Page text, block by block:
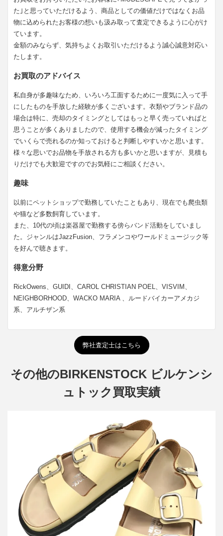
た｣と思っていただけるよう、商品としての価値だけではなくお品
物に込められたお客様の想いも汲み取って査定できるように心がけ
ています。
金額のみならず、気持ちよくお取引いただけるよう誠心誠意対応い
たします。
お買取のアドバイス
私自身が多趣味なため、いろいろ工面するために一度気に入って手
にしたものを手放した経験が多くございます。衣類やブランド品の
場合は特に、売却のタイミングとしてはもっと早く売っていればと
思うことが多くありましたので、使用する機会が減ったタイミング
でいくらで売れるのか知っておけると判断しやすいかと思います。
様々な思いでお品物を手放される方も多いかと思いますが、見積も
りだけでも大歓迎ですのでお気軽にご相談ください。
趣味
以前にペットショップで勤務していたこともあり、現在でも爬虫類
や猫など多数飼育しています。
また、10代の頃は楽器屋で勤務する傍らバンド活動をしていまし
た。ジャンルはJazzFusion、フラメンコやワールドミュージック等
を好んで聴きます。
得意分野
RickOwens、GUIDI、CAROL CHRISTIAN POEL、VISVIM、
NEIGHBORHOOD、WACKO MARIA 、ルードバイカーアメカジ
系、アルチザン系
弊社査定士はこちら
その他のBIRKENSTOCK ビルケンシ
ュトック買取実績
ジルサンダー×ビルケンシュトック 21AW ARIZONA アリソナ レザ
ーストラップサンダル
買取金額12,000円
詳しく見る